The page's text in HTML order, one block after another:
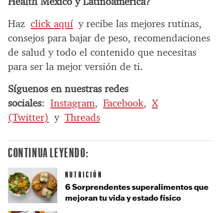
Haz click aquí y recibe las mejores rutinas,
consejos para bajar de peso, recomendaciones
de salud y todo el contenido que necesitas
para ser la mejor versión de ti.
Síguenos en nuestras redes
sociales: Instagram, Facebook,X
(Twitter) y Threads
CONTINUA LEYENDO:
NUTRICIÓN
6 Sorprendentes superalimentos que
mejoran tu vida y estado físico